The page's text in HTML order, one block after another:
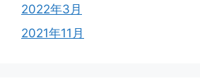
2022年3月
2021年11月